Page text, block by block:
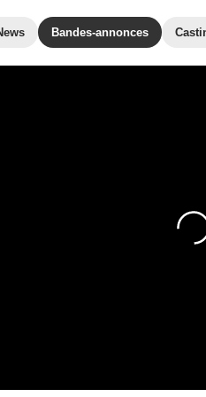
Bandes-annonces